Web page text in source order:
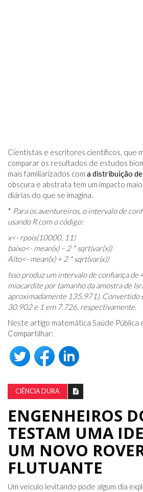
Cientistas e escritores científicos, que
comparar os resultados de estudos
mais familiarizados com a distribuição
obscura e abstrata tem um impacto
diárias do que se imagina.
* Para os aventureiros, o intervalo de
usando R com o código:
x<- rpois(10000, 11)
baixo<- mean(x) – 2 * sqrt(var(x))
Alto<- mean(x) + 2 * sqrt(var(x))
Isso produz um intervalo de confiança de
miocardite por tamanho da amostra de
aproximadamente 135.971). Convertido
30.902 e 1 em 7.726, respectivamente.
Neste artigo matemática Saúde Pública
Compartilhar:
CIÊNCIA DURA
ENGENHEIROS
TESTAM UMA
UM NOVO
FLUTUANTE
Um veículo levitando pode algum dia